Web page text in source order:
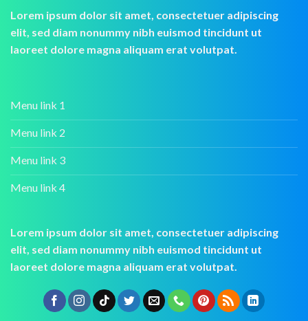
Lorem ipsum dolor sit amet, consectetuer adipiscing
elit, sed diam nonummy nibh euismod tincidunt ut
laoreet dolore magna aliquam erat volutpat.
Menu link 1
Menu link 2
Menu link 3
Menu link 4
Lorem ipsum dolor sit amet, consectetuer adipiscing
elit, sed diam nonummy nibh euismod tincidunt ut
laoreet dolore magna aliquam erat volutpat.